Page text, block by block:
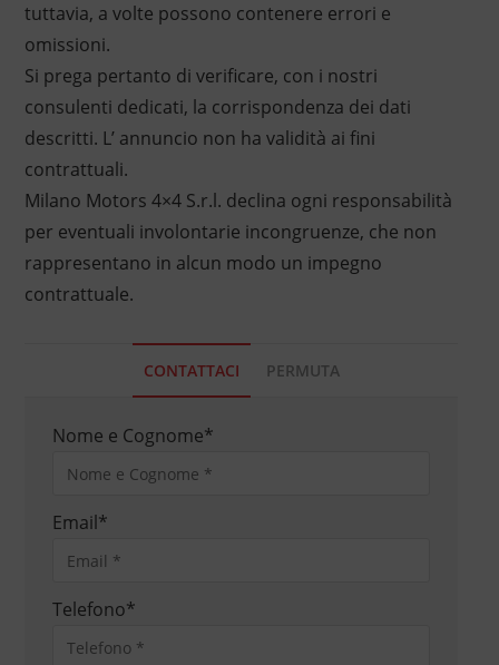
tuttavia, a volte possono contenere errori e
omissioni.
Si prega pertanto di verificare, con i nostri
consulenti dedicati, la corrispondenza dei dati
descritti. L’ annuncio non ha validità ai fini
contrattuali.
Milano Motors 4×4 S.r.l. declina ogni responsabilità
per eventuali involontarie incongruenze, che non
rappresentano in alcun modo un impegno
contrattuale.
CONTATTACI PERMUTA
Nome e Cognome*
Email*
Telefono*